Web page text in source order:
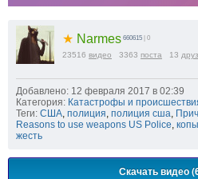
★ Narmes 660615 | 0
23516 видео 3363 поста 13
Добавлено: 12 февраля 2017 в 02:39
Категория: Катастрофы и
Теги: США полиция полиция сша
Reasons to use weapons US Police копы
жесть
Скачать видео